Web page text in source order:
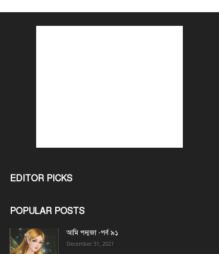
EDITOR PICKS
POPULAR POSTS
আমি পদ্মজা -পর্ব ৯১
December 31, 2021